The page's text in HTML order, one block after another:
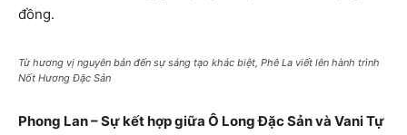
đồng.
Từ hương vị nguyên bản đến sự sáng tạo khác biệt, Phê La viết lên hành trình
Nốt Hương Đặc Sản
Phong Lan – Sự kết hợp giữa Ô Long Đặc Sản và Vani Tự